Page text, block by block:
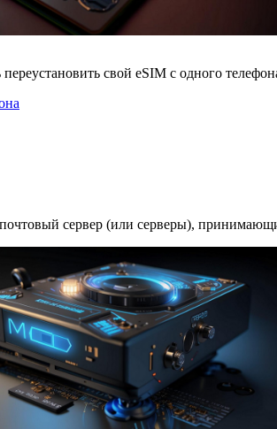
свой eSIM с одного
сервер (или серверы),